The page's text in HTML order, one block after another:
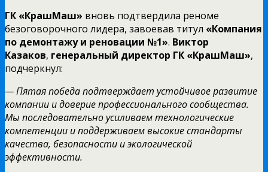
ГК «КрашМаш» вновь подтвердила реноме
безоговорочного лидера, завоевав титул «Компания
по демонтажу и реновации №1». Виктор
Казаков, генеральный директор ГК «КрашМаш»,
подчеркнул:
— Пятая победа подтверждает устойчивое развитие
компании и доверие профессионального сообщества.
Мы последовательно усиливаем технологические
компетенции и поддерживаем высокие стандарты
качества, безопасности и экологической
эффективности.